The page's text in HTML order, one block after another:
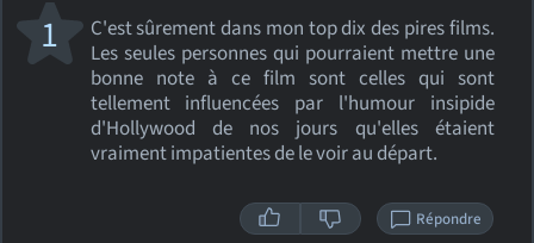
C'est sûrement dans mon top dix des pires films.
Les seules personnes qui pourraient mettre une
bonne note à ce film sont celles qui sont
tellement influencées par l'humour insipide
d'Hollywood de nos jours qu'elles étaient
vraiment impatientes de le voir au départ.
1
Répondre